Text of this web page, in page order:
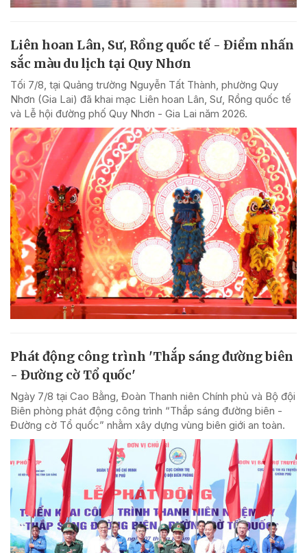
Liên hoan Lân, Sư, Rồng quốc tế - Điểm nhấn
sắc màu du lịch tại Quy Nhơn
Tối 7/8, tại Quảng trường Nguyễn Tất Thành, phường Quy
Nhơn (Gia Lai) đã khai mạc Liên hoan Lân, Sư, Rồng quốc tế
và Lễ hội đường phố Quy Nhơn - Gia Lai năm 2026.
Phát động công trình 'Thắp sáng đường biên
- Đường cờ Tổ quốc'
Ngày 7/8 tại Cao Bằng, Đoàn Thanh niên Chính phủ và Bộ đội
Biên phòng phát động công trình “Thắp sáng đường biên -
Đường cờ Tổ quốc” nhằm xây dựng vùng biên giới an toàn.